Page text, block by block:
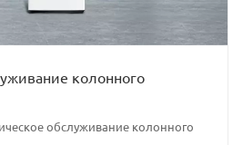
колонного
обслуживание колонного